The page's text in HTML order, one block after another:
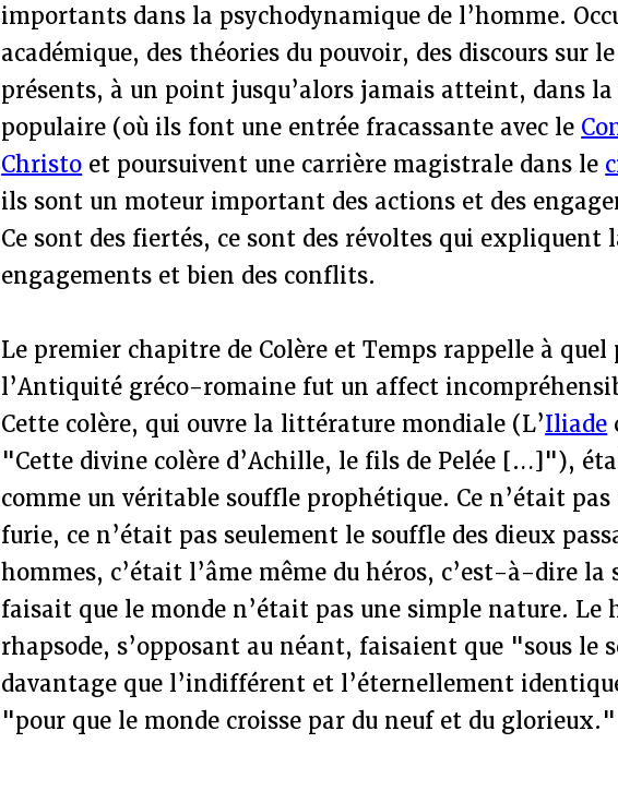
importants dans la psychodynamique de l’homme.
académique, des théories du pouvoir, des discours sur
présents, à un point jusqu’alors jamais atteint, dans
populaire (où ils font une entrée fracassante avec le
Christo et poursuivent une carrière magistrale dans le
ils sont un moteur important des actions et des
Ce sont des fiertés, ce sont des révoltes qui expliquent
engagements et bien des conflits.
Le premier chapitre de Colère et Temps rappelle à
l’Antiquité gréco-romaine fut un affect
Cette colère, qui ouvre la littérature mondiale (L’Iliade
"Cette divine colère d’Achille, le fils de Pelée […]"),
comme un véritable souffle prophétique. Ce n’était
furie, ce n’était pas seulement le souffle des dieux
hommes, c’était l’âme même du héros, c’est-à-dire la
faisait que le monde n’était pas une simple nature. Le
rhapsode, s’opposant au néant, faisaient que "sous le
davantage que l’indifférent et l’éternellement
"pour que le monde croisse par du neuf et du glorieux."